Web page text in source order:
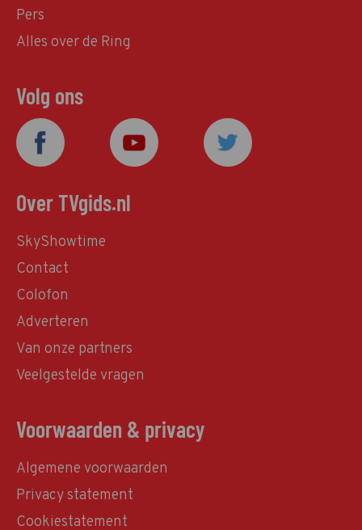
Pers
Alles over de Ring
Volg ons
Over TVgids.nl
SkyShowtime
Contact
Colofon
Adverteren
Van onze partners
Veelgestelde vragen
Voorwaarden & privacy
Algemene voorwaarden
Privacy statement
Cookiestatement